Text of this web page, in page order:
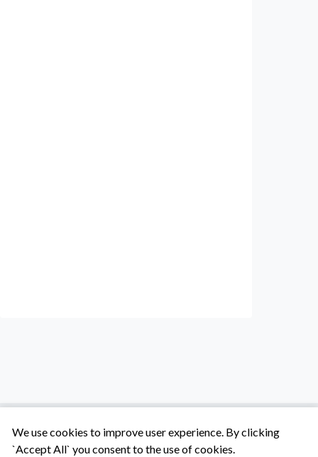
We use cookies to improve user experience. By clicking
`Accept All` you consent to the use of cookies.